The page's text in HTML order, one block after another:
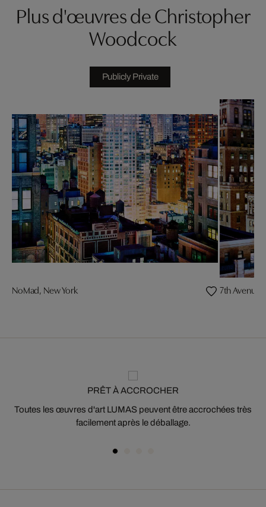
Plus d'œuvres de Christopher
Woodcock
Publicly Private
NoMad, New York 7th Avenue
PRÊT À ACCROCHER
Toutes les œuvres d'art LUMAS peuvent être accrochées très
facilement après le déballage.